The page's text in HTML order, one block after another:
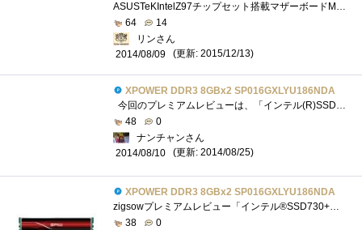
ASUSTeKIntelZ97チップセット搭載マザーボードMAXIMUSVIIHERO■はじめに 。私は昔からASUS様のマザーボードと縁があるようで、 P4Tや...
64
14
リンさん
2014/08/09
(更新: 2015/12/13)
XPOWER DDR3 8GBx2 SP016GXLYU186NDA
今回のプレミアムレビューは、「インテル(R)SSD730+〇〇で、ブレイドアンドソウルを圧倒的に攻略するんだ！」をお送りします。ブレイドアンド...
48
0
ナンチャンさん
2014/08/10
(更新: 2014/08/25)
XPOWER DDR3 8GBx2 SP016GXLYU186NDA
zigsowプレミアムレビュー「インテル®SSD730+〇〇で、ブレイドアンドソウルを圧倒的に攻略するんだ！」のレビューです。こちらはSiliconPower製のOCメ...
38
0